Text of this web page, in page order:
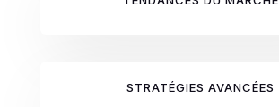
STRATÉGIES AVANCÉES